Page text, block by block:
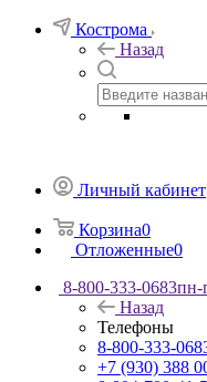
Кострома
Назад
Личный кабинет
Корзина0
Отложенные0
8-800-333-0683пн-
Назад
Телефоны
8-800-333-
+7 (930) 388